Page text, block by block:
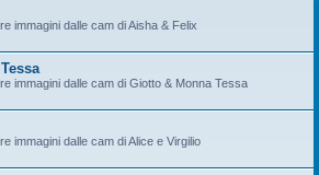
immagini dalle cam di Aisha & Felix
immagini dalle cam di Giotto & Monna Tessa
immagini dalle cam di Alice e Virgilio